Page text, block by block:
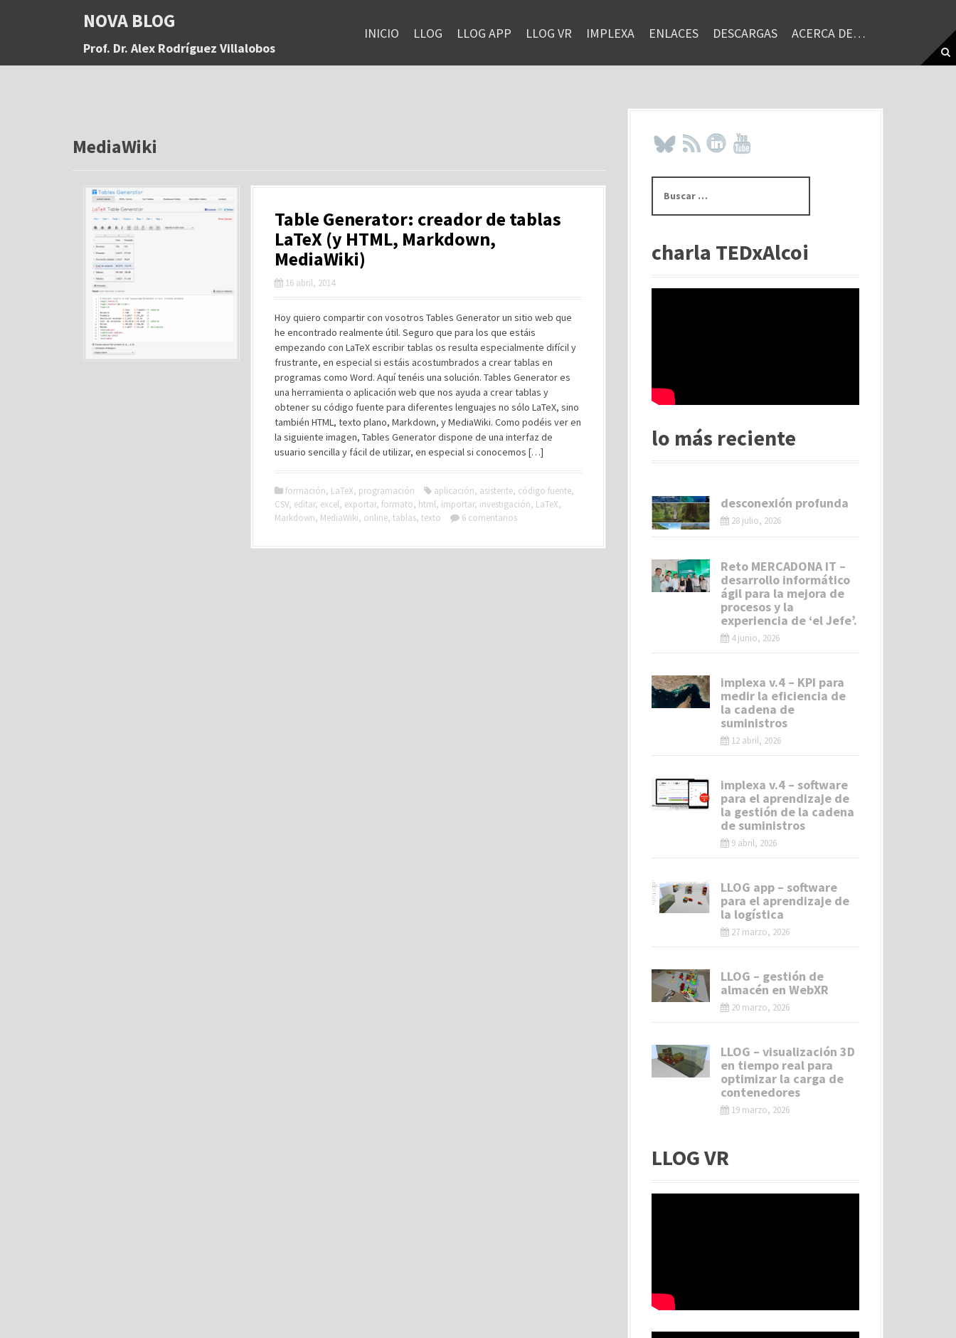
a
NOVA BLOG
Prof. Dr. Alex Rodríguez Villalobos
INICIO LLOG LLOG APP LLOG VR IMPLEXA ENLACES DESCARGAS ACERCA DE…
MediaWiki
Table Generator: creador de tablas
LaTeX (y HTML, Markdown,
MediaWiki)
16 abril, 2014
Hoy quiero compartir con vosotros Tables Generator un sitio web que
he encontrado realmente útil. Seguro que para los que estáis
empezando con LaTeX escribir tablas os resulta especialmente difícil y
frustrante, en especial si estáis acostumbrados a crear tablas en
programas como Word. Aquí tenéis una solución. Tables Generator es
una herramienta o aplicación web que nos ayuda a crear tablas y
obtener su código fuente para diferentes lenguajes no sólo LaTeX, sino
también HTML, texto plano, Markdown, y MediaWiki. Como podéis ver en
la siguiente imagen, Tables Generator dispone de una interfaz de
usuario sencilla y fácil de utilizar, en especial si conocemos […]
formación, LaTeX, programación aplicación, asistente, código fuente,
CSV, editar, excel, exportar, formato, html, importar, investigación, LaTeX,
Markdown, MediaWiki, online, tablas, texto 6 comentarios
s
rcharla TEDxAlcoi
lo más reciente
desconexión profunda
28 julio, 2026
Reto MERCADONA IT –
desarrollo informático
ágil para la mejora de
procesos y la
experiencia de ‘el Jefe’.
4 junio, 2026
implexa v.4 – KPI para
medir la eficiencia de
la cadena de
suministros
12 abril, 2026
implexa v.4 – software
para el aprendizaje de
la gestión de la cadena
de suministros
9 abril, 2026
LLOG app – software
para el aprendizaje de
la logística
27 marzo, 2026
LLOG – gestión de
almacén en WebXR
20 marzo, 2026
LLOG – visualización 3D
en tiempo real para
optimizar la carga de
contenedores
19 marzo, 2026
LLOG VR